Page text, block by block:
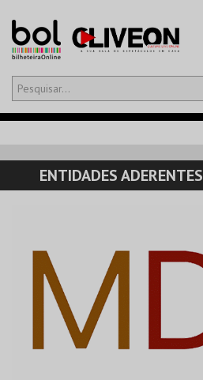
Olá,iniciar sessão
CARRINHO
EVENTOS
PRODUTOS
ENTIDADES ADERENTES